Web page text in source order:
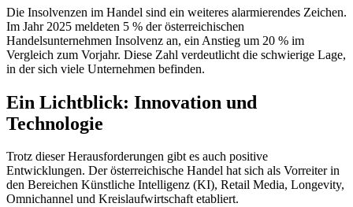
Die Insolvenzen im Handel sind ein weiteres alarmierendes Zeichen.
Im Jahr 2025 meldeten 5 % der österreichischen
Handelsunternehmen Insolvenz an, ein Anstieg um 20 % im
Vergleich zum Vorjahr. Diese Zahl verdeutlicht die schwierige Lage,
in der sich viele Unternehmen befinden.
Ein Lichtblick: Innovation und
Technologie
Trotz dieser Herausforderungen gibt es auch positive
Entwicklungen. Der österreichische Handel hat sich als Vorreiter in
den Bereichen Künstliche Intelligenz (KI), Retail Media, Longevity,
Omnichannel und Kreislaufwirtschaft etabliert.